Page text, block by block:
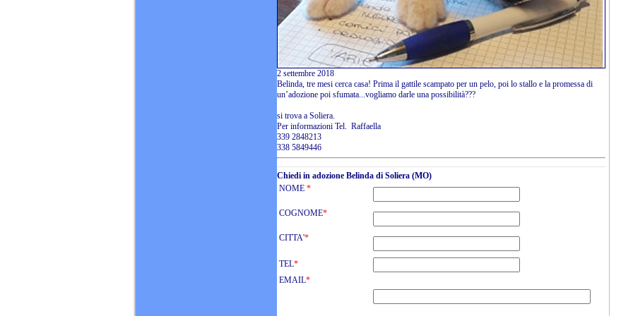
2 settembre 2018
Belinda, tre mesi cerca casa! Prima il gattile scampato per un pelo, poi lo stallo e la promessa di
un’adozione poi sfumata...vogliamo darle una possibilità???
si trova a Soliera.
Per informazioni Tel. Raffaella
339 2848213
338 5849446
Chiedi in adozione Belinda di Soliera (MO)
NOME *
COGNOME*
CITTA'*
TEL*
EMAIL*